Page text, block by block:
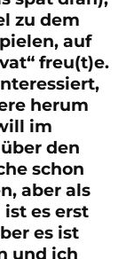
zu dem
auf
freu(t)e.
herum
im
den
schon
aber als
es erst
es ist
und ich